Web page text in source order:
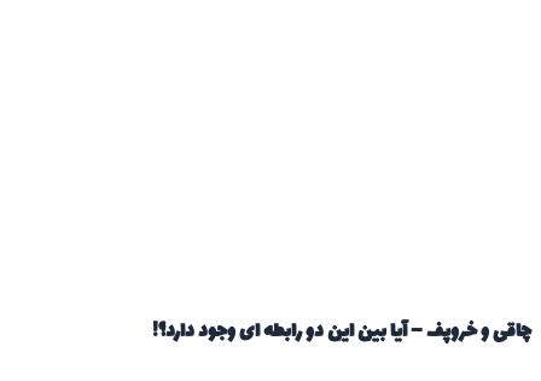
چاقی و خروپف – آیا بین این دو رابطه ای وجود دارد؟!